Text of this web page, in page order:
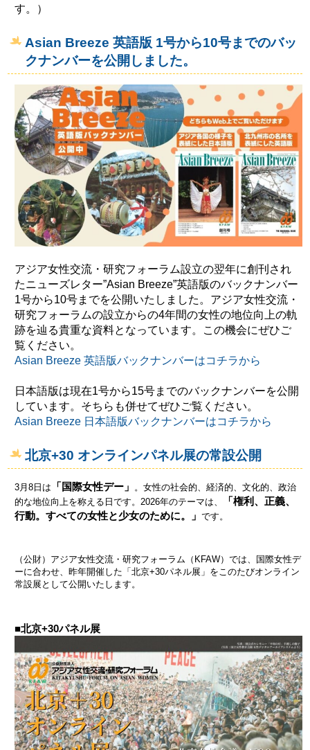
す。）
Asian Breeze 英語版 1号から10号までのバッ
クナンバーを公開しました。
アジア女性交流・研究フォーラム設立の翌年に創刊され
たニューズレター”Asian Breeze”英語版のバックナンバー
1号から10号までを公開いたしました。アジア女性交流・
研究フォーラムの設立からの4年間の女性の地位向上の軌
跡を辿る貴重な資料となっています。この機会にぜひご
覧ください。
Asian Breeze 英語版バックナンバーはコチラから
日本語版は現在1号から15号までのバックナンバーを公開
しています。そちらも併せてぜひご覧ください。
Asian Breeze 日本語版バックナンバーはコチラから
北京+30 オンラインパネル展の常設公開
3月8日は 「国際女性デー」
。女性の社会的、経済的、文化的、政治
的な地位向上を称える日です。2026年のテーマは、
「権利、正義、
行動。すべての女性と少女のために。」です。
（公財）アジア女性交流・研究フォーラム（KFAW）では、国際女性デ
ーに合わせ、昨年開催した「北京+30パネル展」をこのたびオンライン
常設展として公開いたします。
■北京+30パネル展